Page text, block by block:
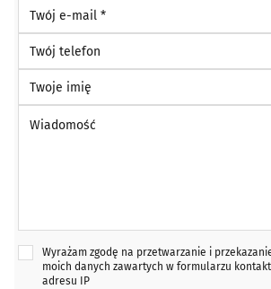
Wyrażam zgodę na przetwarzanie i
moich danych zawartych w formularzu
adresu IP